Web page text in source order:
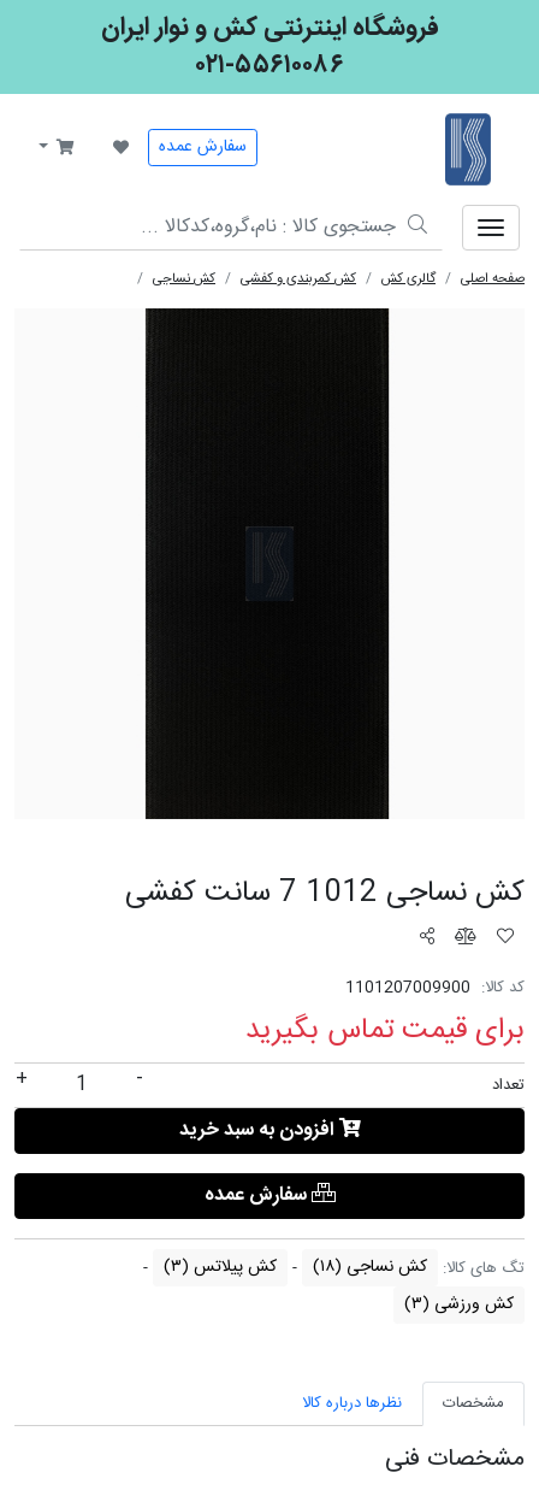
فروشگاه اینترنتی کش و نوار ایران
۰۲۱-۵۵۶۱۰۰۸۶
سفارش عمده
صفحه اصلی گالری کش کش کمربندی و کفشی کش نساجی
کش نساجی 1012 7 سانت کفشی
کد کالا: 1101207009900
برای قیمت تماس بگیرید
تعداد -
+
افزودن به سبد خرید
سفارش عمده
تگ های کالا: کش نساجی (۱۸) کش پیلاتس (۳)
کش ورزشی (۳)
مشخصات نظرها درباره کالا
مشخصات فنی